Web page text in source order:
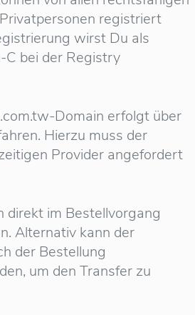
registriert
wirst Du als
C bei der Registry
Domain erfolgt über
Hierzu muss der
Provider angefordert
direkt im Bestellvorgang
Alternativ kann der
der Bestellung
um den Transfer zu